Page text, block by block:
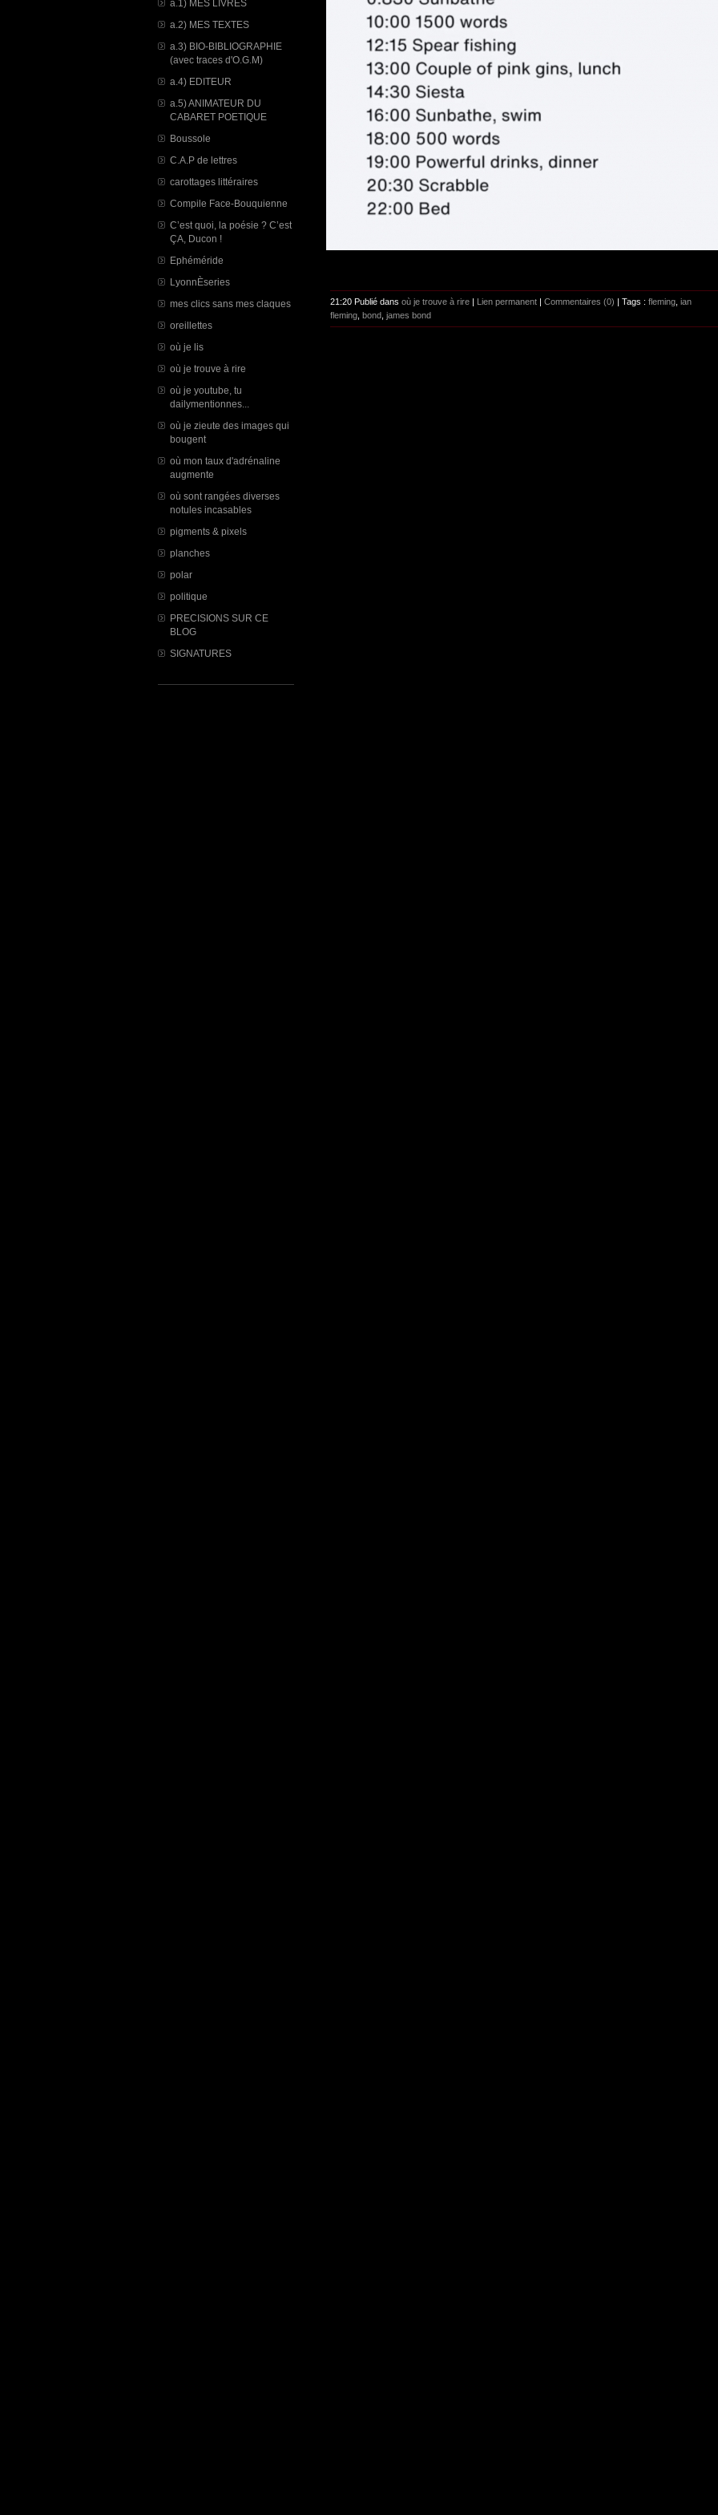
a.1) MES LIVRES
a.2) MES TEXTES
a.3) BIO-BIBLIOGRAPHIE
(avec traces d'O.G.M)
a.4) EDITEUR
a.5) ANIMATEUR DU
CABARET POETIQUE
Boussole
C.A.P de lettres
carottages littéraires
Compile Face-Bouquienne
C’est quoi, la poésie ? C’est
ÇA, Ducon !
Ephéméride
LyonnÈseries
mes clics sans mes claques
oreillettes
où je lis
où je trouve à rire
où je youtube, tu
dailymentionnes...
où je zieute des images qui
bougent
où mon taux d'adrénaline
augmente
où sont rangées diverses
notules incasables
pigments & pixels
planches
polar
politique
PRECISIONS SUR CE
BLOG
SIGNATURES
21:20 Publié dans où je trouve à rire Lien permanent Commentaires (0) | Tags : fleming, ian
fleming, bond, james bond